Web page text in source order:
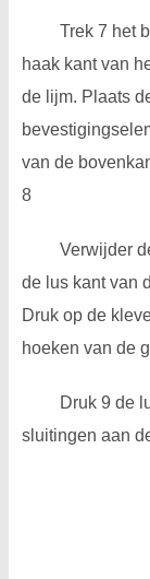
Trek 7 het
haak kant van
de lijm. Plaats
van de
8
Verwijder
de lus kant van
Druk op de
hoeken van de
Druk 9 de
sluitingen aan